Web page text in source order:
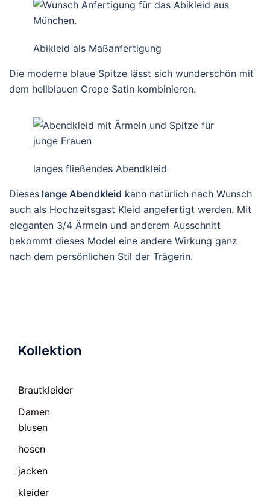
Abikleid als Maßanfertigung
Die moderne blaue Spitze lässt sich wunderschön mit
dem hellblauen Crepe Satin kombinieren.
langes fließendes Abendkleid
Dieses lange Abendkleid kann natürlich nach Wunsch
auch als Hochzeitsgast Kleid angefertigt werden. Mit
eleganten 3/4 Ärmeln und anderem Ausschnitt
bekommt dieses Model eine andere Wirkung ganz
nach dem persönlichen Stil der Trägerin.
Kollektion
Brautkleider
Damen
blusen
hosen
jacken
kleider